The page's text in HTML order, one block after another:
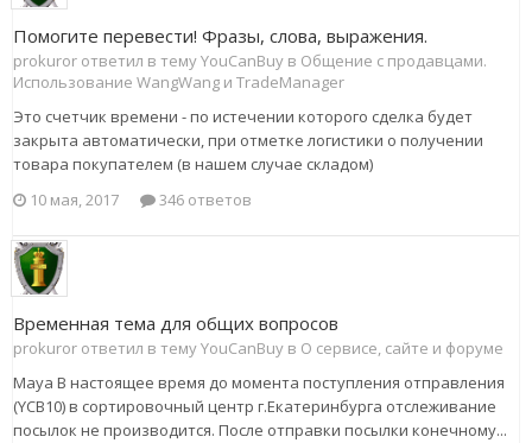
Помогите перевести! Фразы, слова, выражения.
prokuror ответил в тему YouCanBuy в Общение с продавцами.
Использование WangWang и TradeManager
Это счетчик времени - по истечении которого сделка будет
закрыта автоматически, при отметке логистики о получении
товара покупателем (в нашем случае складом)
10 мая, 2017
346 ответов
Временная тема для общих вопросов
prokuror ответил в тему YouCanBuy в О сервисе, сайте и форуме
Мaya В настоящее время до момента поступления отправления
(YCB10) в сортировочный центр г.Екатеринбурга отслеживание
посылок не производится. После отправки посылки конечному...